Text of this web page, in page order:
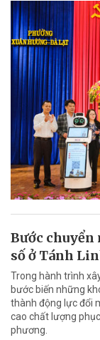
Bước
số ở Tánh
Trong hành trình
bước biến những
thành động lực đổi
cao chất lượng
phương.